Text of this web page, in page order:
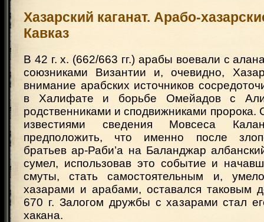
Хазарский каганат. Арабо-
Кавказ
В 42 г. х. (662/663 гг.) арабы воевали с
союзниками Византии и, очевидно,
внимание арабских источников
в Халифате и борьбе Омейадов с
родственниками и сподвижниками пророка.
известиями сведения Мовсеса
предположить, что именно после
братьев ар-Раби’а на Баланджар
сумел, использовав это событие и
смуты, стать самостоятельным и,
хазарами и арабами, оставался таковым
670 г. Залогом дружбы с хазарами стал
хакана.